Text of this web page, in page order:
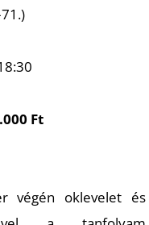
Ft
végén oklevelet és